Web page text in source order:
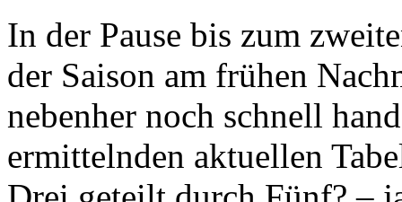
In der Pause bis zum
der Saison am frühen
nebenher noch schnell
ermittelnden aktuellen